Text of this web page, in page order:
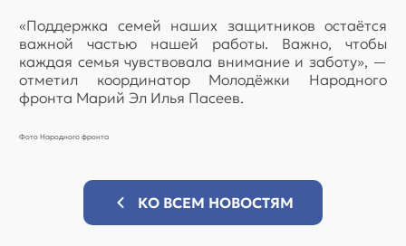
«Поддержка семей наших защитников остаётся
важной частью нашей работы. Важно, чтобы
каждая семья чувствовала внимание и заботу», —
отметил координатор Молодёжки Народного
фронта Марий Эл Илья Пасеев.
Фото Народного фронта
КО ВСЕМ НОВОСТЯМ